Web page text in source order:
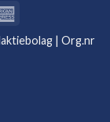
| Org.nr